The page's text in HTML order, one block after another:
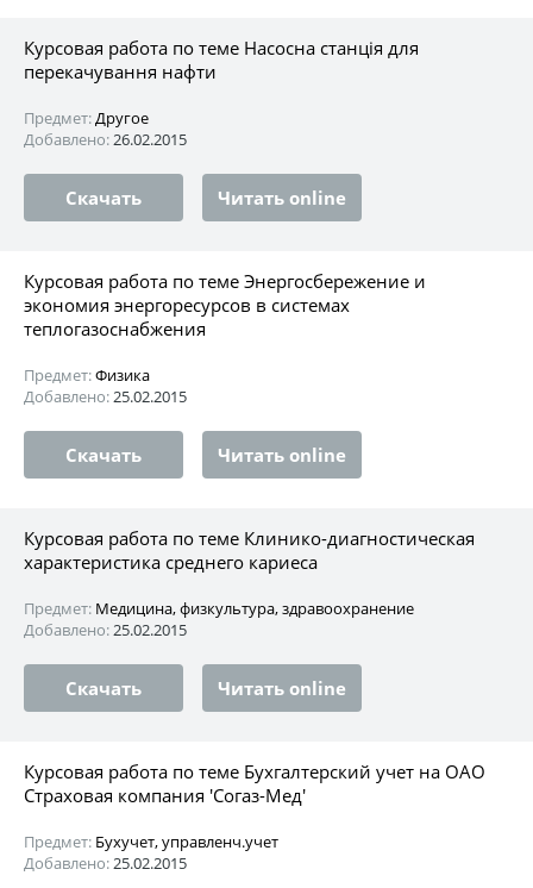
Курсовая работа по теме Насосна станція для
перекачування нафти
Предмет:Другое
Добавлено:26.02.2015
Скачать Читать online
Курсовая работа по теме Энергосбережение и
экономия энергоресурсов в системах
теплогазоснабжения
Предмет:Физика
Добавлено:25.02.2015
Скачать Читать online
Курсовая работа по теме Клинико-диагностическая
характеристика среднего кариеса
Предмет: Медицина, физкультура, здравоохранение
Добавлено:25.02.2015
Скачать Читать online
Курсовая работа по теме Бухгалтерский учет на ОАО
Страховая компания 'Согаз-Мед'
Предмет: Бухучет, управленч.учет
Добавлено:25.02.2015